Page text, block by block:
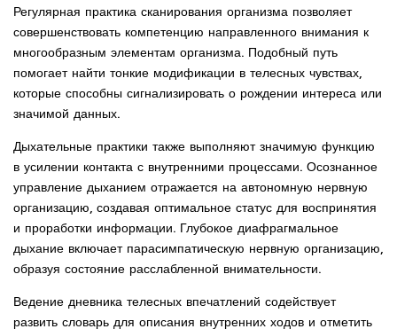
Регулярная практика сканирования организма позволяет
совершенствовать компетенцию направленного внимания к
многообразным элементам организма. Подобный путь
помогает найти тонкие модификации в телесных чувствах,
которые способны сигнализировать о рождении интереса или
значимой данных.
Дыхательные практики также выполняют значимую функцию
в усилении контакта с внутренними процессами. Осознанное
управление дыханием отражается на автономную нервную
организацию, создавая оптимальное статус для воспринятия
и проработки информации. Глубокое диафрагмальное
дыхание включает парасимпатическую нервную организацию,
образуя состояние расслабленной внимательности.
Ведение дневника телесных впечатлений содействует
развить словарь для описания внутренних ходов и отметить